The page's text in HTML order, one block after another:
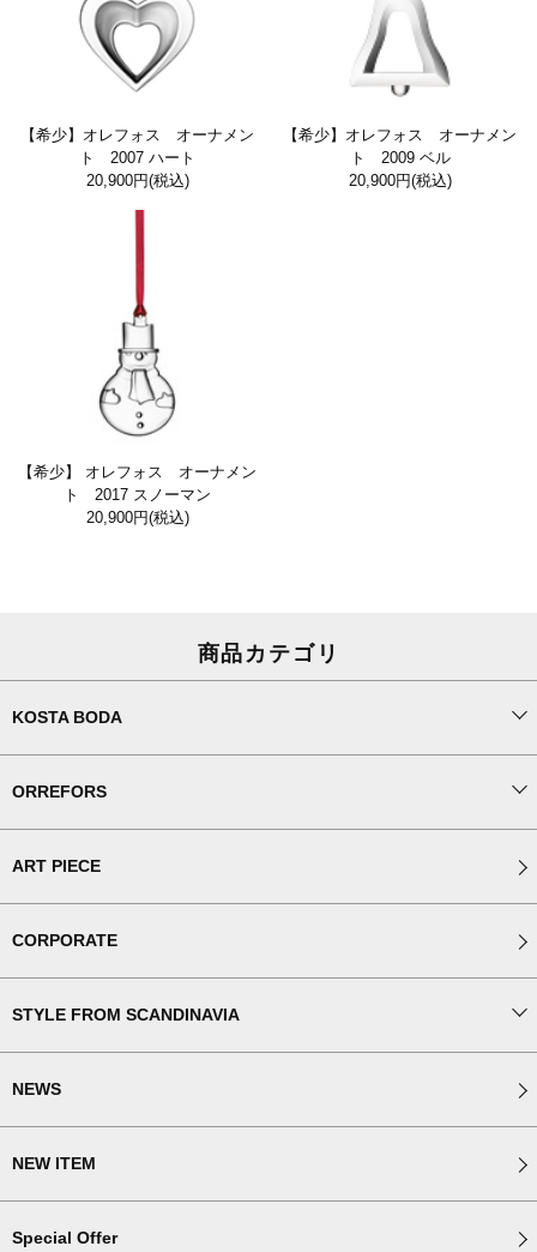
【希少】オレフォス オーナメン
ト 2007 ハート
20,900円(税込)
【希少】オレフォス オーナメン
ト 2009 ベル
20,900円(税込)
【希少】 オレフォス オーナメン
ト 2017 スノーマン
20,900円(税込)
商品カテゴリ
KOSTA BODA
ORREFORS
ART PIECE
CORPORATE
STYLE FROM SCANDINAVIA
NEWS
NEW ITEM
Special Offer